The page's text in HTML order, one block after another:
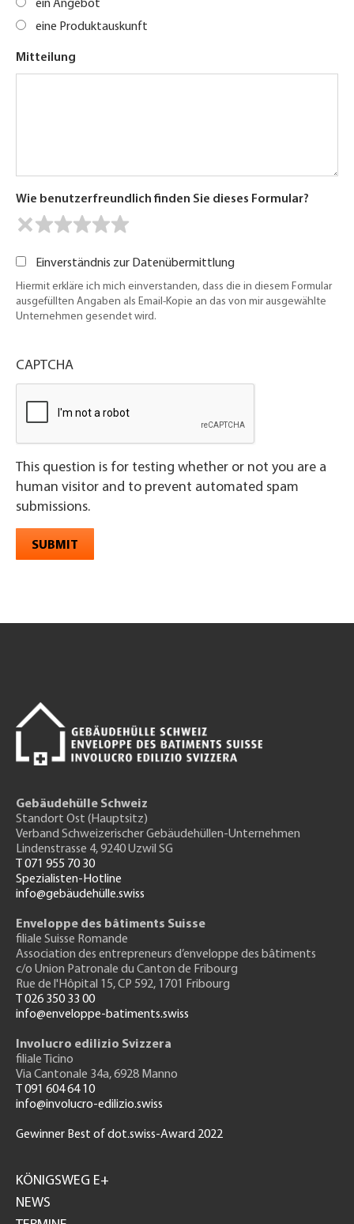
ein Angebot
eine Produktauskunft
Mitteilung
Wie benutzerfreundlich finden Sie dieses Formular?
Einverständnis zur Datenübermittlung
Hiermit erkläre ich mich einverstanden, dass die in diesem Formular
ausgefüllten Angaben als Email-Kopie an das von mir ausgewählte
Unternehmen gesendet wird.
CAPTCHA
This question is for testing whether or not you are a
human visitor and to prevent automated spam
submissions.
SUBMIT
Gebäudehülle Schweiz
Standort Ost (Hauptsitz)
Verband Schweizerischer Gebäudehüllen-Unternehmen
Lindenstrasse 4, 9240 Uzwil SG
T 071 955 70 30
Spezialisten-Hotline
info@gebäudehülle.swiss
Enveloppe des bâtiments Suisse
filiale Suisse Romande
Association des entrepreneurs d’enveloppe des bâtiments
c/o Union Patronale du Canton de Fribourg
Rue de l'Hôpital 15, CP 592, 1701 Fribourg
T 026 350 33 00
info@enveloppe-batiments.swiss
Involucro edilizio Svizzera
filiale Ticino
Via Cantonale 34a, 6928 Manno
T 091 604 64 10
info@involucro-edilizio.swiss
Gewinner Best of dot.swiss-Award 2022
GH
KÖNIGSWEG E+
NEWS